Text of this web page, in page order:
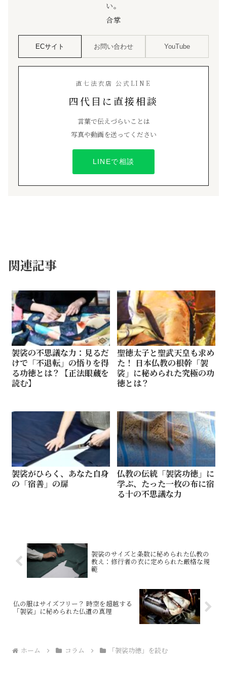
い。
合掌
ECサイト お問い合わせ YouTube
直七法衣店 公式LINE
四代目に直接相談
言葉で伝えづらいことは
写真や動画を送ってください
LINEで相談
関連記事
袈裟の不思議な力：見るだ
けで「不退転」の悟りを得
る功徳とは？【正法眼蔵を
読む】
聖徳太子と聖武天皇も求め
た！ 日本仏教の根幹「袈
裟」に秘められた究極の功
徳とは？
袈裟がひらく、あなた自身
の「宿善」の扉
仏教の伝統「袈裟功徳」に
学ぶ、たった一枚の布に宿
る十の不思議な力
袈裟のサイズと条数に秘められた仏教の
教え：修行者の衣に定められた厳格な規
範
仏の服はサイズフリー？ 時空を超越する
「袈裟」に秘められた仏道の真理
ホーム コラム 「袈裟功徳」を読む